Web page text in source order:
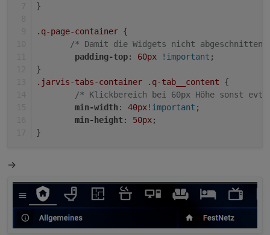
}
.q-page-container {
/* Damit die Widgets nicht abgeschnitten
padding-top: 60px !important ;
}
.jarvis-tabs-container
.q-tab__content {
/* Klickbereich bei 60px Höhe sonst
min-width: 40px!important ;
min-height: 50px;
}
->